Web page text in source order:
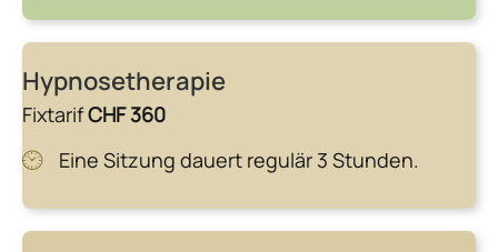
Hypnosetherapie
FixtarifCHF 360
Eine Sitzung dauert regulär 3 Stunden.